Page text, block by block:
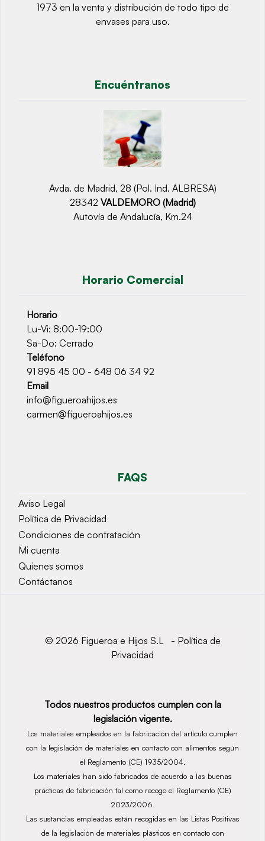
1973 en la venta y distribución de todo tipo de
envases para uso.
Encuéntranos
Avda. de Madrid, 28 (Pol. Ind. ALBRESA)
28342 VALDEMORO (Madrid)
Autovía de Andalucía, Km.24
Horario Comercial
Horario
Lu-Vi: 8:00-19:00
Sa-Do: Cerrado
Teléfono
91 895 45 00 - 648 06 34 92
Email
info@figueroahijos.es
carmen@figueroahijos.es
FAQS
Aviso Legal
Política de Privacidad
Condiciones de contratación
Mi cuenta
Quienes somos
Contáctanos
© 2026 Figueroa e Hijos S.L - Política de
Privacidad
Todos nuestros productos cumplen con la
legislación vigente.
Los materiales empleados en la fabricación del artículo cumplen
con la legislación de materiales en contacto con alimentos según
el Reglamento (CE) 1935/2004.
Los materiales han sido fabricados de acuerdo a las buenas
prácticas de fabricación tal como recoge el Reglamento (CE)
2023/2006.
Las sustancias empleadas están recogidas en las Listas Positivas
de la legislación de materiales plásticos en contacto con